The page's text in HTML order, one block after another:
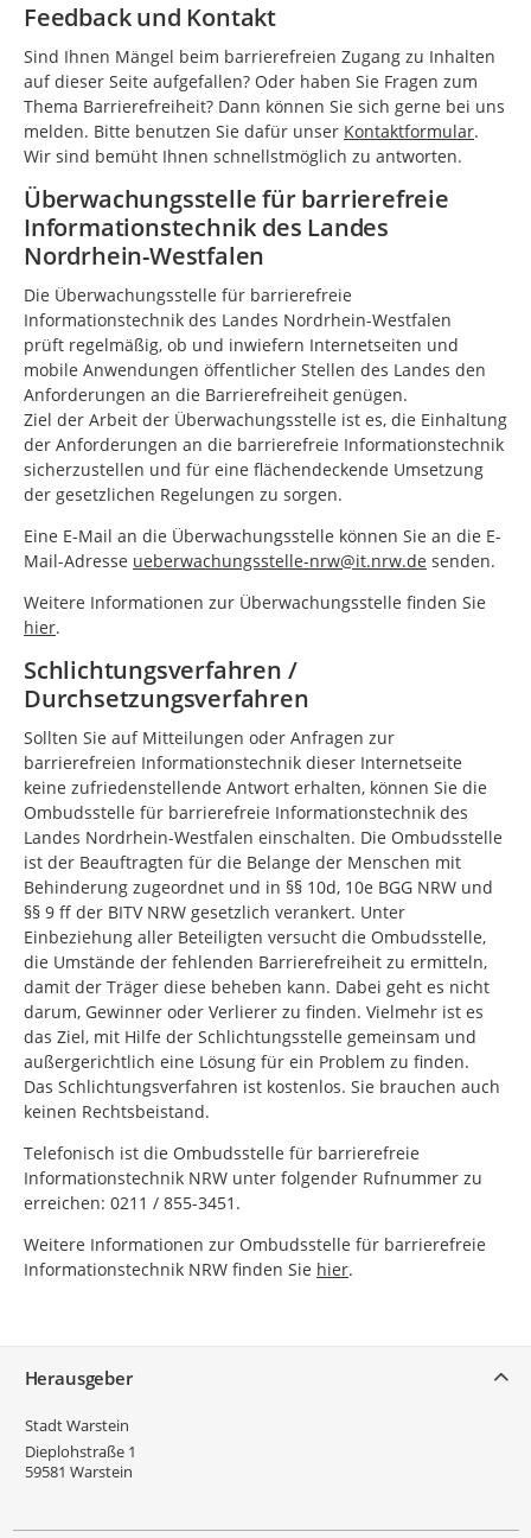
Feedback und Kontakt
Sind Ihnen Mängel beim barrierefreien Zugang zu Inhalten
auf dieser Seite aufgefallen? Oder haben Sie Fragen zum
Thema Barrierefreiheit? Dann können Sie sich gerne bei uns
melden. Bitte benutzen Sie dafür unser Kontaktformular.
Wir sind bemüht Ihnen schnellstmöglich zu antworten.
Überwachungsstelle für barrierefreie
Informationstechnik des Landes
Nordrhein-Westfalen
Die Überwachungsstelle für barrierefreie
Informationstechnik des Landes Nordrhein-Westfalen
prüft regelmäßig, ob und inwiefern Internetseiten und
mobile Anwendungen öffentlicher Stellen des Landes den
Anforderungen an die Barrierefreiheit genügen.
Ziel der Arbeit der Überwachungsstelle ist es, die Einhaltung
der Anforderungen an die barrierefreie Informationstechnik
sicherzustellen und für eine flächendeckende Umsetzung
der gesetzlichen Regelungen zu sorgen.
Eine E-Mail an die Überwachungsstelle können Sie an die E-
Mail-Adresse ueberwachungsstelle-nrw@it.nrw.de senden.
Weitere Informationen zur Überwachungsstelle finden Sie
hier.
Schlichtungsverfahren /
Durchsetzungsverfahren
Sollten Sie auf Mitteilungen oder Anfragen zur
barrierefreien Informationstechnik dieser Internetseite
keine zufriedenstellende Antwort erhalten, können Sie die
Ombudsstelle für barrierefreie Informationstechnik des
Landes Nordrhein-Westfalen einschalten. Die Ombudsstelle
ist der Beauftragten für die Belange der Menschen mit
Behinderung zugeordnet und in §§ 10d, 10e BGG NRW und
§§ 9 ff der BITV NRW gesetzlich verankert. Unter
Einbeziehung aller Beteiligten versucht die Ombudsstelle,
die Umstände der fehlenden Barrierefreiheit zu ermitteln,
damit der Träger diese beheben kann. Dabei geht es nicht
darum, Gewinner oder Verlierer zu finden. Vielmehr ist es
das Ziel, mit Hilfe der Schlichtungsstelle gemeinsam und
außergerichtlich eine Lösung für ein Problem zu finden.
Das Schlichtungsverfahren ist kostenlos. Sie brauchen auch
keinen Rechtsbeistand.
Telefonisch ist die Ombudsstelle für barrierefreie
Informationstechnik NRW unter folgender Rufnummer zu
erreichen: 0211 / 855-3451.
Weitere Informationen zur Ombudsstelle für barrierefreie
Informationstechnik NRW finden Sie hier.
Herausgeber
Stadt Warstein
Dieplohstraße 1
59581 Warstein